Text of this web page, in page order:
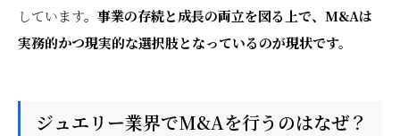
しています。 事業の存続と成長の両立を図る上で、M&Aは
実務的かつ現実的な選択肢となっているのが現状です。
ジュエリー業界でM&Aを行うのはなぜ？